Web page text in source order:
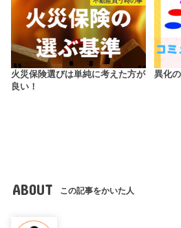
火災保険選びは単純に考えた方が
良い！
異化
ABOUT この記事をかいた人